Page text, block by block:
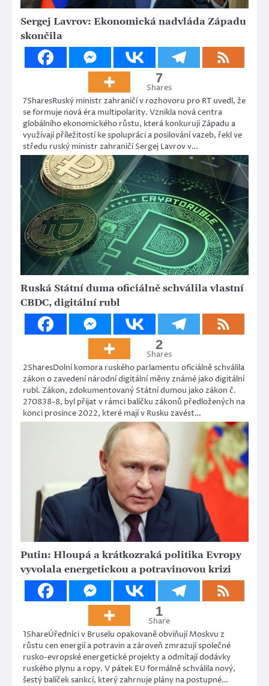
Sergej Lavrov: Ekonomická nadvláda Západu
skončila
7
Shares
7SharesRuský ministr zahraničí v rozhovoru pro RT uvedl, že
se formuje nová éra multipolarity. Vznikla nová centra
globálního ekonomického růstu, která konkurují Západu a
využívají příležitostí ke spolupráci a posilování vazeb, řekl ve
středu ruský ministr zahraničí Sergej Lavrov v…
Ruská Státní duma oficiálně schválila vlastní
CBDC, digitální rubl
2
Shares
2SharesDolní komora ruského parlamentu oficiálně schválila
zákon o zavedení národní digitální měny známé jako digitální
rubl. Zákon, zdokumentovaný Státní dumou jako zákon č.
270838-8, byl přijat v rámci balíčku zákonů předložených na
konci prosince 2022, které mají v Rusku zavést…
Putin: Hloupá a krátkozraká politika Evropy
vyvolala energetickou a potravinovou krizi
1
Share
1ShareÚředníci v Bruselu opakovaně obviňují Moskvu z
růstu cen energií a potravin a zároveň zmrazují společné
rusko-evropské energetické projekty a odmítají dodávky
ruského plynu a ropy. V pátek EU formálně schválila nový,
šestý balíček sankcí, který zahrnuje plány na postupné…